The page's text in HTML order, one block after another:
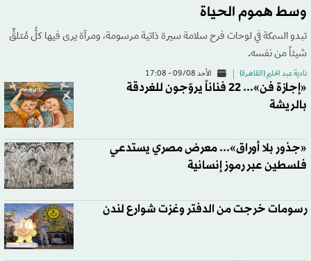
وسط هموم الحياة
تبدو السمكة في لوحات فرح سلامة سيرة ذاتية مرسومة، ومرآة يرى فيها كلُّ مُتلقٍّ
شيئاً من نفسه.
نادية عبد الحليم (القاهرة) الأحد 09/08 - 17:08
«إجازة فن»... 22 فناناً يروّجون للغردقة
بالريشة
«جذور بلا أوراق»... معرض مصري يستدعي
فلسطين عبر رموز إنسانية
رسومات خرجت من الدفتر وغزت شوارع لندن